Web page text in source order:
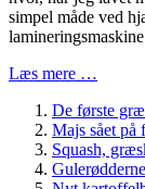
simpel måde ved
Læs mere …
De første
Majs sået på
Squash,